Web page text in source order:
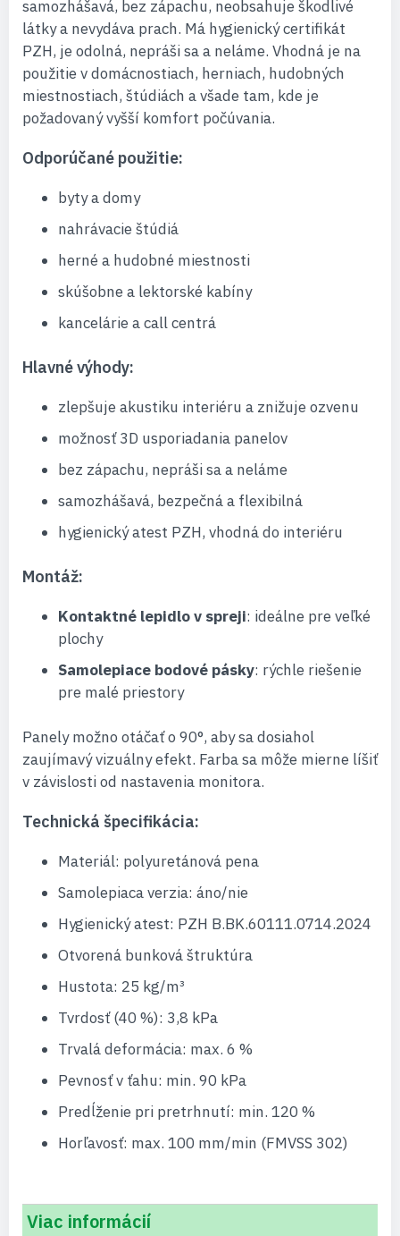
samozhášavá, bez zápachu, neobsahuje škodlivé
látky a nevydáva prach. Má hygienický certifikát
PZH, je odolná, nepráši sa a neláme. Vhodná je na
použitie v domácnostiach, herniach, hudobných
miestnostiach, štúdiách a všade tam, kde je
požadovaný vyšší komfort počúvania.
Odporúčané použitie:
byty a domy
nahrávacie štúdiá
herné a hudobné miestnosti
skúšobne a lektorské kabíny
kancelárie a call centrá
Hlavné výhody:
zlepšuje akustiku interiéru a znižuje ozvenu
možnosť 3D usporiadania panelov
bez zápachu, nepráši sa a neláme
samozhášavá, bezpečná a flexibilná
hygienický atest PZH, vhodná do interiéru
Montáž:
Kontaktné lepidlo v spreji: ideálne pre veľké
plochy
Samolepiace bodové pásky: rýchle riešenie
pre malé priestory
Panely možno otáčať o 90°, aby sa dosiahol
zaujímavý vizuálny efekt. Farba sa môže mierne líšiť
v závislosti od nastavenia monitora.
Technická špecifikácia:
Materiál: polyuretánová pena
Samolepiaca verzia: áno/nie
Hygienický atest: PZH B.BK.60111.0714.2024
Otvorená bunková štruktúra
Hustota: 25 kg/m³
Tvrdosť (40 %): 3,8 kPa
Trvalá deformácia: max. 6 %
Pevnosť v ťahu: min. 90 kPa
Predĺženie pri pretrhnutí: min. 120 %
Horľavosť: max. 100 mm/min (FMVSS 302)
Viac informácií